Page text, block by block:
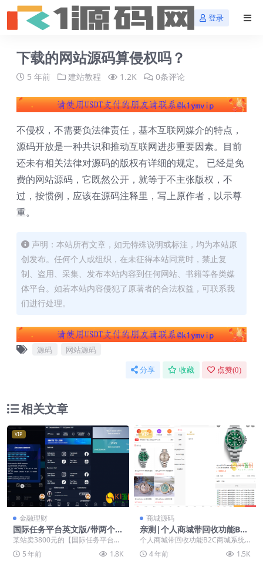
登录
下载的网站源码算侵权吗？
5 年前 建站教程 1.2K 0条评论
不侵权，不需要负法律责任，基本互联网媒介的特点，
源码开放是一种共识和推动互联网进步重要因素。目前
还未有相关法律对源码的版权有详细的规定。 已经是免
费的网站源码，它既然公开，就等于不主张版权，不
过，按惯例，应该在源码注释里，写上原作者，以示尊
重。
声明：本站所有文章，如无特殊说明或标注，均为本站原
创发布。任何个人或组织，在未征得本站同意时，禁止复
制、盗用、采集、发布本站内容到任何网站、书籍等各类媒
体平台。如若本站内容侵犯了原著者的合法权益，可联系我
们进行处理。
源码 网站源码
分享 收藏 点赞(0)
相关文章
VIP
金融理财
国际任务平台英文版/带两个小
游戏/国际版任务平台/抖音分
享点赞任务平台源码
某站卖3800元的【国际任务平台】
英文版/带两个小游戏/国际版任务平
台/抖音分享...
5 年前 1.8K
VIP
商城源码
亲测|个人商城带回收功能B2C
商城系统拼团拼购优惠折扣秒
杀源码下载
个人商城带回收功能B2C商城系统
源码 拼团拼购优惠折扣秒杀源码下
载 二开了回收功...
4 年前 1.5K